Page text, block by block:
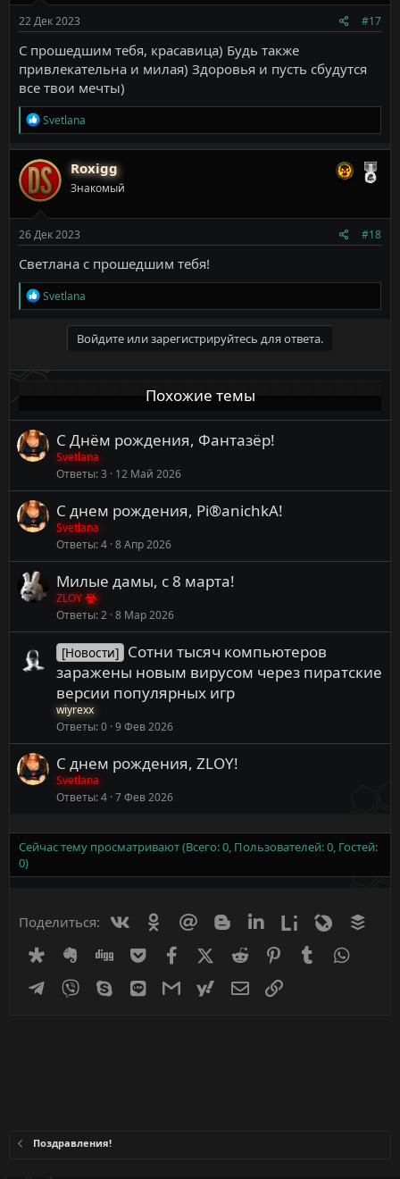
22 Дек 2023 #17
С прошедшим тебя, красавица) Будь также
привлекательна и милая) Здоровья и пусть сбудутся
все твои мечты)
Р
е
а
к
ц
и
и
Svetlana
Roxigg
Знакомый
26 Дек 2023 #18
Светлана с прошедшим тебя!
Р
е
Svetlana
Войдите или зарегистрируйтесь для ответа.
Похожие темы
С Днём рождения, Фантазёр!
Svetlana
Ответы 3 12 Май 2026
С днем рождения, Pi®anichkA!
Svetlana
Ответы 4 8 Апр 2026
Милые дамы, с 8 марта!
ZLOY
Ответы 2 8 Мар 2026
[Новости] Сотни тысяч компьютеров
заражены новым вирусом через пиратские
версии популярных игр
wiyrexx
Ответы 0 9 Фев 2026
С днем рождения, ZLOY!
Svetlana
Ответы 4 7 Фев 2026
Сейчас тему просматривают (Всего: 0, Пользователей: 0, Гостей:
0)
Поделиться: ВконтактеОдноклассники
Mail.ru BloggerLinkedinLiveinternet
Livejournal
DiasporaEvernoteDigg GetpocketFacebookX (Twitter)
Reddit PinterestTumblr
Telegram
Viber Skype Line GmailyahoomailЭлектронная почта
Поздравления!